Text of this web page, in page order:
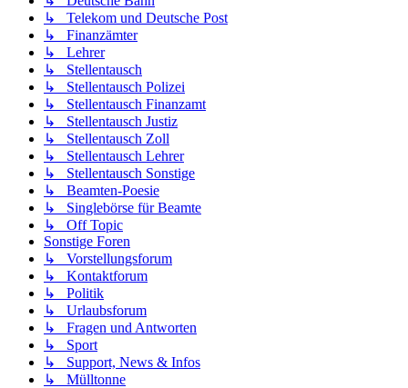
↳ Telekom und Deutsche Post
↳ Finanzämter
↳ Lehrer
↳ Stellentausch
↳ Stellentausch Polizei
↳ Stellentausch Finanzamt
↳ Stellentausch Justiz
↳ Stellentausch Zoll
↳ Stellentausch Lehrer
↳ Stellentausch Sonstige
↳ Beamten-Poesie
↳ Singlebörse für Beamte
↳ Off Topic
Sonstige Foren
↳ Vorstellungsforum
↳ Kontaktforum
↳ Politik
↳ Urlaubsforum
↳ Fragen und Antworten
↳ Sport
↳ Support, News & Infos
↳ Mülltonne